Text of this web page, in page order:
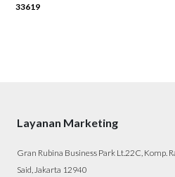
33619
Layanan Marketing
Gran Rubina Business Park Lt.22C, Komp.
Said, Jakarta 12940